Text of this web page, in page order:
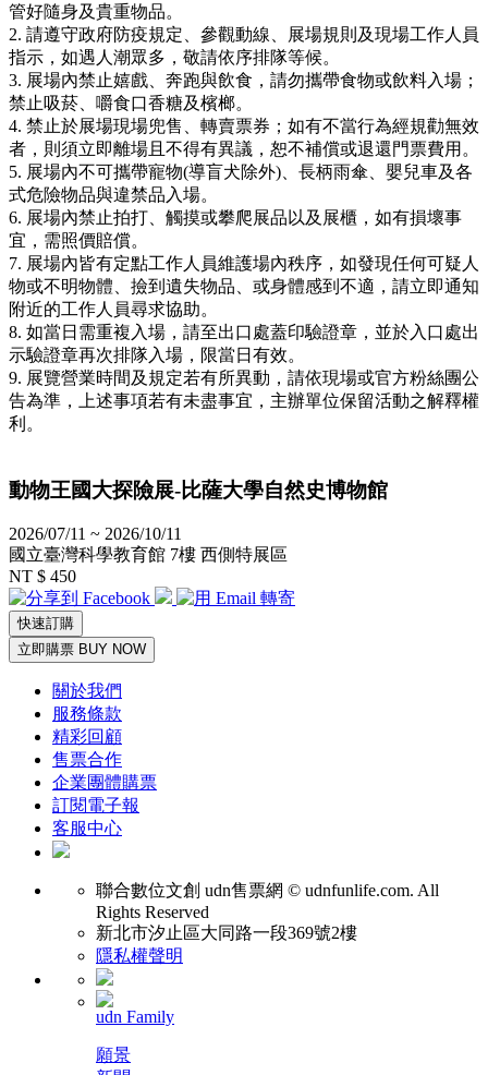
管好隨身及貴重物品。
2. 請遵守政府防疫規定、參觀動線、展場規則及現場工作人員
指示，如遇人潮眾多，敬請依序排隊等候。
3. 展場內禁止嬉戲、奔跑與飲食，請勿攜帶食物或飲料入場；
禁止吸菸、嚼食口香糖及檳榔。
4. 禁止於展場現場兜售、轉賣票券；如有不當行為經規勸無效
者，則須立即離場且不得有異議，恕不補償或退還門票費用。
5. 展場內不可攜帶寵物(導盲犬除外)、長柄雨傘、嬰兒車及各
式危險物品與違禁品入場。
6. 展場內禁止拍打、觸摸或攀爬展品以及展櫃，如有損壞事
宜，需照價賠償。
7. 展場內皆有定點工作人員維護場內秩序，如發現任何可疑人
物或不明物體、撿到遺失物品、或身體感到不適，請立即通知
附近的工作人員尋求協助。
8. 如當日需重複入場，請至出口處蓋印驗證章，並於入口處出
示驗證章再次排隊入場，限當日有效。
9. 展覽營業時間及規定若有所異動，請依現場或官方粉絲團公
告為準，上述事項若有未盡事宜，主辦單位保留活動之解釋權
利。
動物王國大探險展-比薩大學自然史博物館
2026/07/11 ~ 2026/10/11
國立臺灣科學教育館 7樓 西側特展區
NT $ 450
快速訂購
立即購票 BUY NOW
關於我們
服務條款
精彩回顧
售票合作
企業團體購票
訂閱電子報
客服中心
聯合數位文創 udn售票網 © udnfunlife.com. All
Rights Reserved
新北市汐止區大同路一段369號2樓
隱私權聲明
udn Family
願景